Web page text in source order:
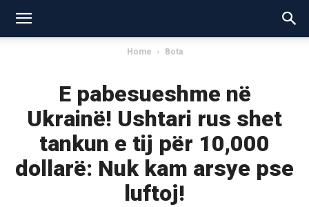
Home Bota
E pabesueshme në
Ukrainë! Ushtari rus shet
tankun e tij për 10,000
dollarë: Nuk kam arsye pse
luftoj!